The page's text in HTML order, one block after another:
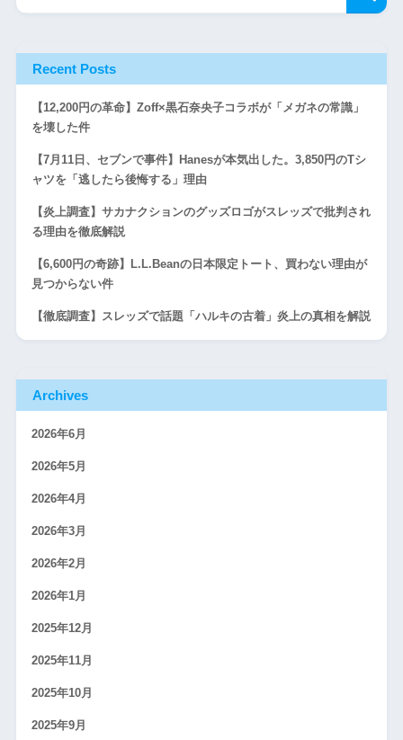
Recent Posts
【12,200円の革命】Zoff×黒石奈央子コラボが「メガネの常識」
を壊した件
【7月11日、セブンで事件】Hanesが本気出した。3,850円のTシ
ャツを「逃したら後悔する」理由
【炎上調査】サカナクションのグッズロゴがスレッズで批判され
る理由を徹底解説
【6,600円の奇跡】L.L.Beanの日本限定トート、買わない理由が
見つからない件
【徹底調査】スレッズで話題「ハルキの古着」炎上の真相を解説
Archives
2026年6月
2026年5月
2026年4月
2026年3月
2026年2月
2026年1月
2025年12月
2025年11月
2025年10月
2025年9月